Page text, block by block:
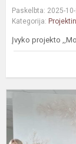
Paskelbta: 2025-
Kategorija:
Įvyko projekto